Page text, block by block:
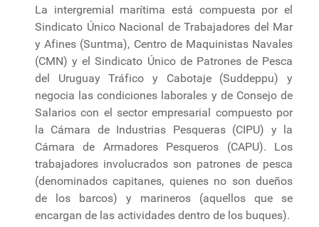
La intergremial marítima está compuesta por el
Sindicato Único Nacional de Trabajadores del Mar
y Afines (Suntma), Centro de Maquinistas Navales
(CMN) y el Sindicato Único de Patrones de Pesca
del Uruguay Tráfico y Cabotaje (Suddeppu) y
negocia las condiciones laborales y de Consejo de
Salarios con el sector empresarial compuesto por
la Cámara de Industrias Pesqueras (CIPU) y la
Cámara de Armadores Pesqueros (CAPU). Los
trabajadores involucrados son patrones de pesca
(denominados capitanes, quienes no son dueños
de los barcos) y marineros (aquellos que se
encargan de las actividades dentro de los buques).